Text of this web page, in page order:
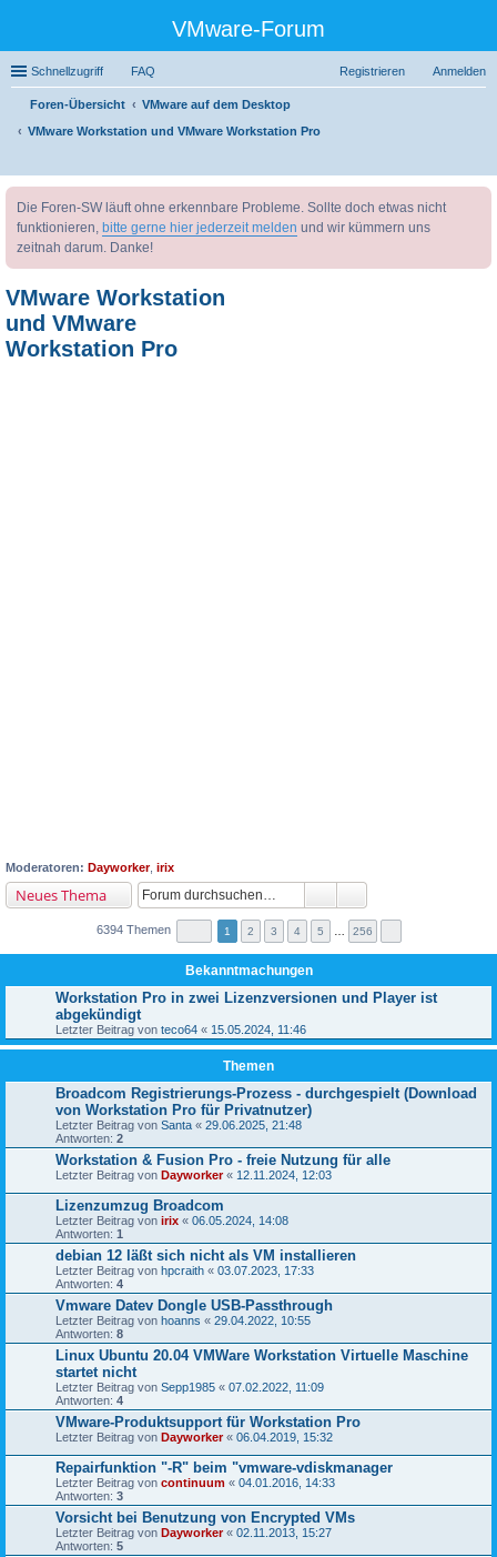
VMware-Forum
Schnellzugriff FAQ Anmelden
Registrieren
Foren-Übersicht
VMware auf dem Desktop
VMware Workstation und VMware Workstation Pro
uc
Die Foren-SW läuft ohne erkennbare Probleme. Sollte doch etwas nicht
funktionieren, bitte gerne hier jederzeit melden und wir kümmern uns
zeitnah darum. Danke!
VMware Workstation
und VMware
Workstation Pro
Moderatoren: Dayworker, irix
Neues Thema
6394 Themen 1 2 3 4 5 256
Bekanntmachungen
Workstation Pro in zwei Lizenzversionen und Player ist
abgekündigt
Letzter Beitrag von teco64 « 15.05.2024, 11:46
Themen
Broadcom Registrierungs-Prozess - durchgespielt (Download
von Workstation Pro für Privatnutzer)
Letzter Beitrag von Santa « 29.06.2025, 21:48
Antworten: 2
Workstation & Fusion Pro - freie Nutzung für alle
Letzter Beitrag von Dayworker« 12.11.2024, 12:03
Lizenzumzug Broadcom
Letzter Beitrag von irix « 06.05.2024, 14:08
Antworten: 1
debian 12 läßt sich nicht als VM installieren
Letzter Beitrag von hpcraith « 03.07.2023, 17:33
Antworten: 4
Vmware Datev Dongle USB-Passthrough
Letzter Beitrag von hoanns « 29.04.2022, 10:55
Antworten: 8
Linux Ubuntu 20.04 VMWare Workstation Virtuelle Maschine
startet nicht
Letzter Beitrag von Sepp1985 « 07.02.2022, 11:09
Antworten: 4
VMware-Produktsupport für Workstation Pro
Letzter Beitrag von Dayworker« 06.04.2019, 15:32
Repairfunktion "-R" beim "vmware-vdiskmanager
Letzter Beitrag von continuum « 04.01.2016, 14:33
Antworten: 3
Vorsicht bei Benutzung von Encrypted VMs
Letzter Beitrag von Dayworker« 02.11.2013, 15:27
Antworten: 5